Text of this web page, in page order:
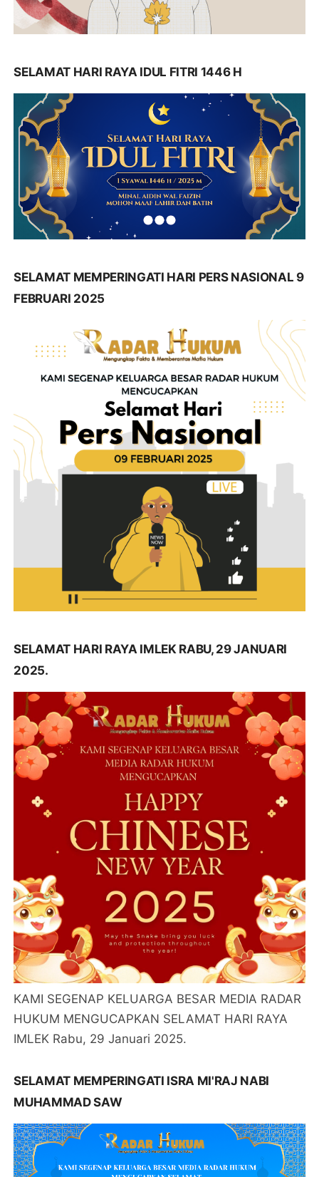
SELAMAT HARI RAYA IDUL FITRI 1446 H
SELAMAT MEMPERINGATI HARI PERS NASIONAL 9
FEBRUARI 2025
SELAMAT HARI RAYA IMLEK RABU, 29 JANUARI
2025.
KAMI SEGENAP KELUARGA BESAR MEDIA RADAR
HUKUM MENGUCAPKAN SELAMAT HARI RAYA
IMLEK Rabu, 29 Januari 2025.
SELAMAT MEMPERINGATI ISRA MI'RAJ NABI
MUHAMMAD SAW